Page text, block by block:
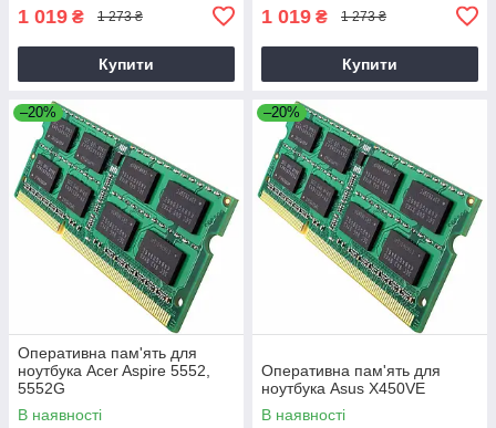
1 019 ₴ 1 273 ₴
Купити
1 019 ₴ 1 273 ₴
Купити
–20%
Оперативна пам'ять для
ноутбука Acer Aspire 5552,
5552G
В наявності
–20%
Оперативна пам'ять для
ноутбука Asus X450VE
В наявності